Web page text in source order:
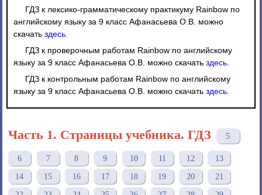
ГДЗ к лексико-грамматическому практикуму Rainbow по
английскому языку за 9 класс Афанасьева О.В. можно
скачать здесь
ГДЗ к проверочным работам Rainbow по английскому
языку за 9 класс Афанасьева О.В. можно скачать здесь
ГДЗ к контрольным работам Rainbow по английскому
языку за 9 класс Афанасьева О.В. можно скачать здесь
Часть 1. Страницы учебника. ГДЗ 5
6 7 8 9 10 11 12 13
14 15 16 17 18 19 20 21